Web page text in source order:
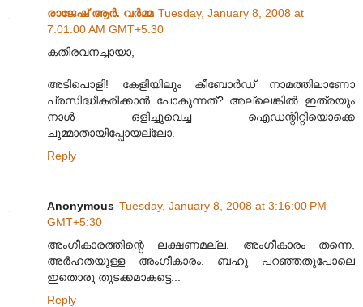
രാജേഷ് ആർ. വർമ്മ Tuesday, January 8, 2008 at
7:01:00 AM GMT+5:30
കതിരവനച്ചായാ,
അടിപൊളി! കേളിയിലും കീബോര്‍ഡ്‌ നാമത്തിലാണോ
പ്രസിദ്ധീകരിക്കാന്‍ പോകുന്നത്‌? അല്ലെങ്കില്‍ ഇത്രയും
നാള്‍ ഒളിച്ചുവെച്ച ഐഡന്റിറ്റിയൊക്കെ
ചുമ്മാതായിപ്പോയല്ലോ.
Reply
Anonymous Tuesday, January 8, 2008 at 3:16:00 PM
GMT+5:30
അംഗീകാരത്തിന്റെ ലക്ഷണമല്ല. അംഗീകാരം തന്നെ.
അര്‍ഹതയുള്ള അംഗീകാരം. ബഹു പറഞ്ഞതുപോലെ
ഇതൊരു തുടക്കമാകട്ടെ...
Reply